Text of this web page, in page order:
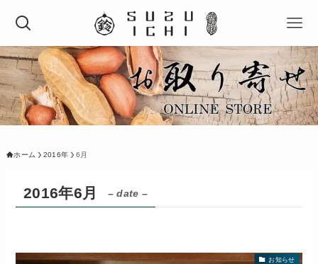
ホーム 2016年 6月
2016年6月 – date –
お知らせ